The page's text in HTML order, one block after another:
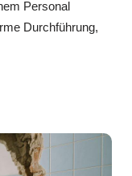
Personal
Durchführung,